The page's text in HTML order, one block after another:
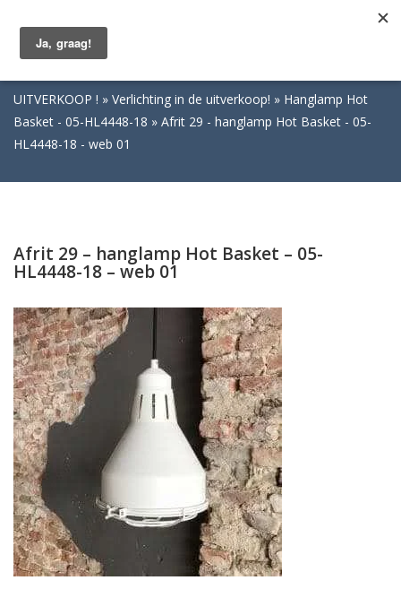
UITVERKOOP ! Verlichting in de uitverkoop!
Hanglamp Hot
Basket - 05-HL4448-18
Afrit 29 - hanglamp Hot Basket - 05-
HL4448-18 - web 01
Afrit 29 – hanglamp Hot Basket – 05-
HL4448-18 – web 01